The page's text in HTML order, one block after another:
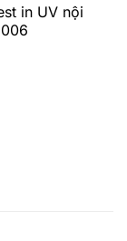
in UV nội